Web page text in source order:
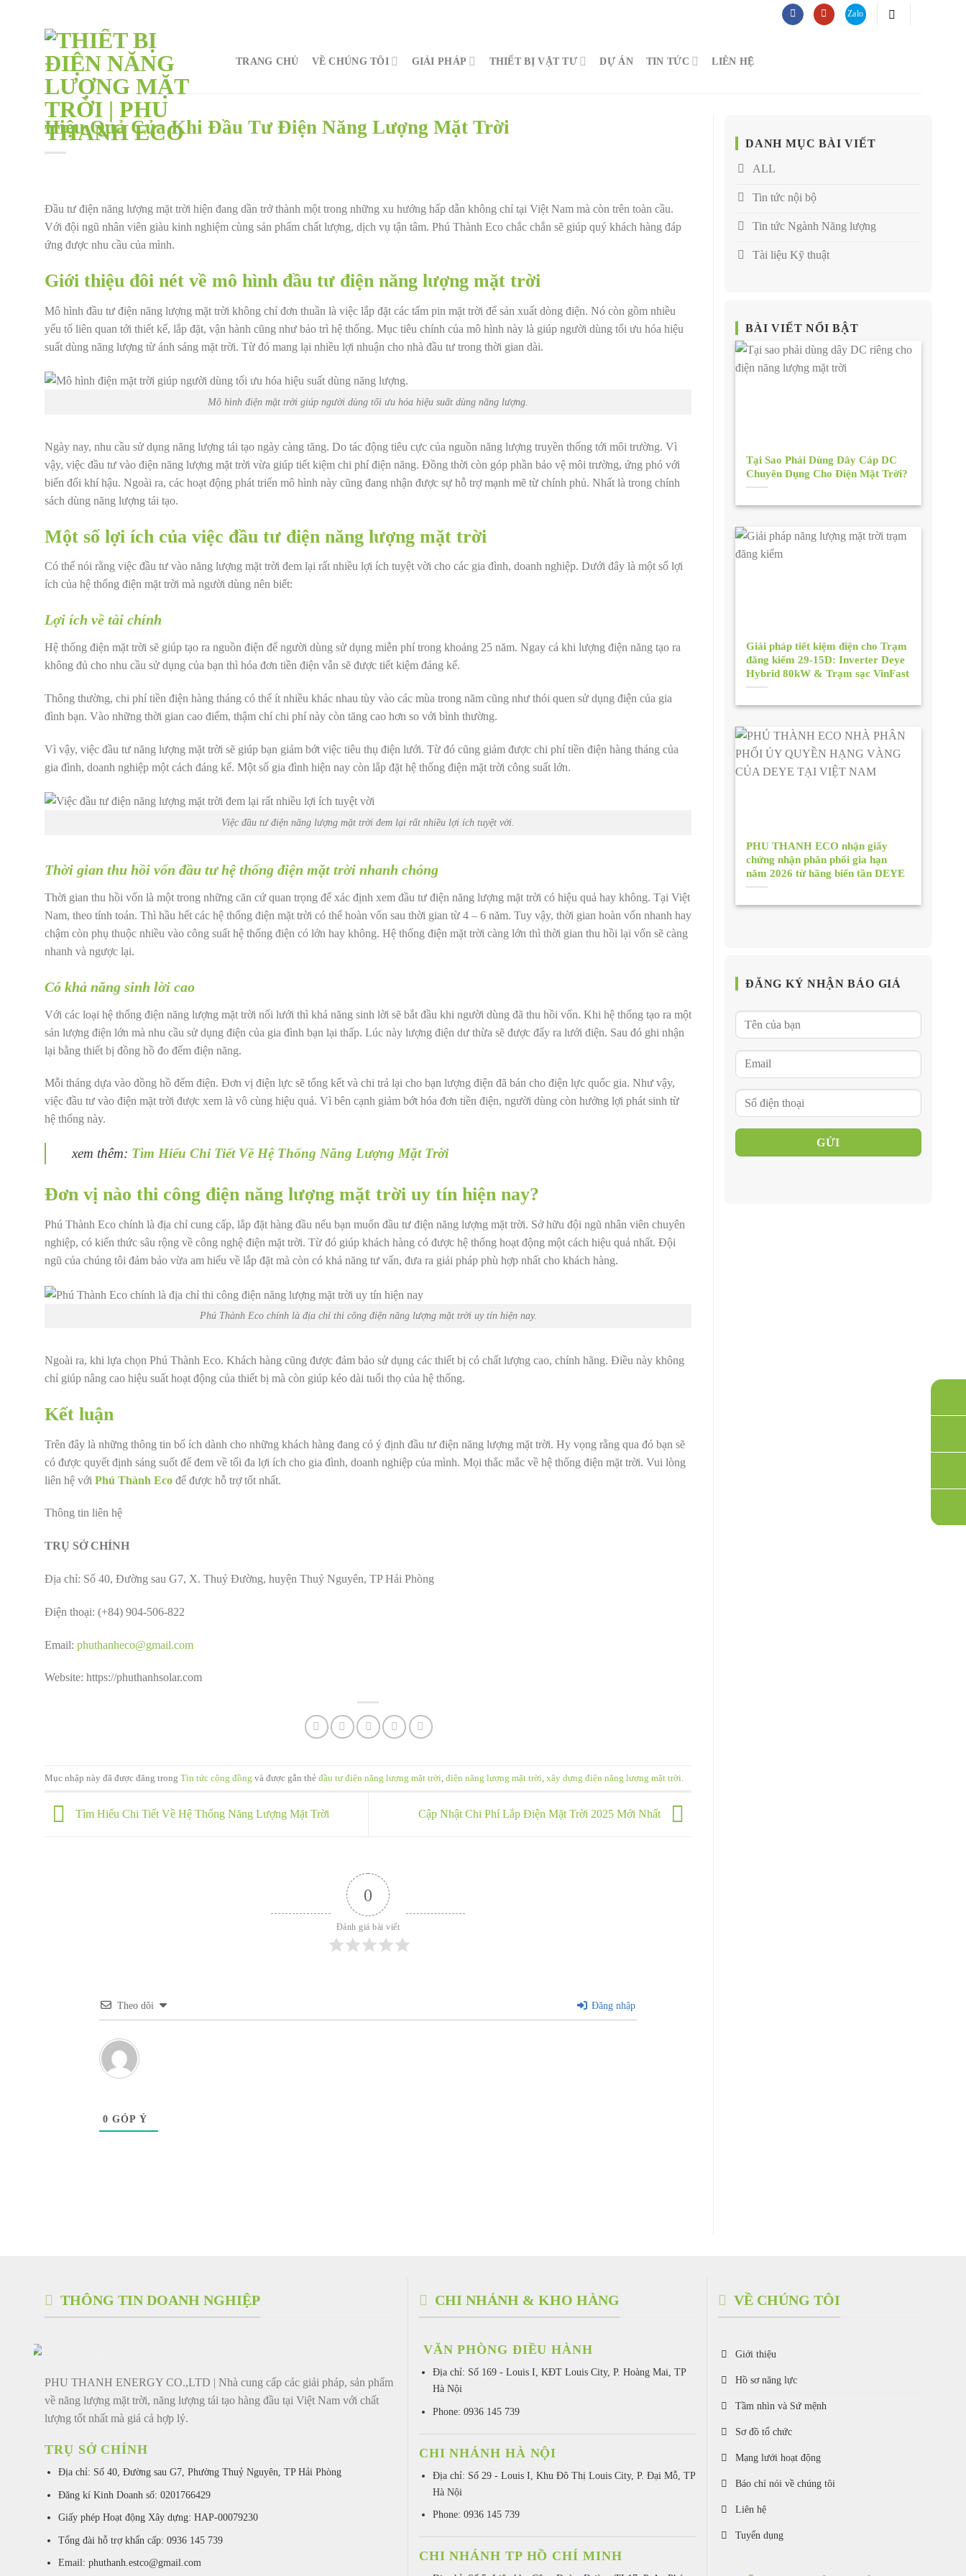
TRANG CHỦ VỀ CHÚNG TÔI GIẢI PHÁP THIẾT BỊ VẬT TƯ DỰ ÁN TIN TỨC LIÊN HỆ
Hiệu Quả Của Khi Đầu Tư Điện Năng Lượng Mặt Trời
Đầu tư điện năng lượng mặt trời hiện đang dần trở thành một trong những xu hướng hấp dẫn không chỉ tại Việt Nam mà còn trên toàn cầu.
Với đội ngũ nhân viên giàu kinh nghiệm cùng sản phẩm chất lượng, dịch vụ tận tâm. Phú Thành Eco chắc chắn sẽ giúp quý khách hàng đáp
ứng được nhu cầu của mình.
Giới thiệu đôi nét về mô hình đầu tư điện năng lượng mặt trời
Mô hình đầu tư điện năng lượng mặt trời không chỉ đơn thuần là việc lắp đặt các tấm pin mặt trời để sản xuất dòng điện. Nó còn gồm nhiều
yếu tố liên quan tới thiết kế, lắp đặt, vận hành cũng như bảo trì hệ thống. Mục tiêu chính của mô hình này là giúp người dùng tối ưu hóa hiệu
suất dùng năng lượng từ ánh sáng mặt trời. Từ đó mang lại nhiều lợi nhuận cho nhà đầu tư trong thời gian dài.
Mô hình điện mặt trời giúp người dùng tối ưu hóa hiệu suất dùng năng lượng.
Ngày nay, nhu cầu sử dụng năng lượng tái tạo ngày càng tăng. Do tác động tiêu cực của nguồn năng lượng truyền thống tới môi trường. Vì
vậy, việc đầu tư vào điện năng lượng mặt trời vừa giúp tiết kiệm chi phí điện năng. Đồng thời còn góp phần bảo vệ môi trường, ứng phó với
biến đổi khí hậu. Ngoài ra, các hoạt động phát triển mô hình này cũng đang nhận được sự hỗ trợ mạnh mẽ từ chính phủ. Nhất là trong chính
sách dùng năng lượng tái tạo.
Một số lợi ích của việc đầu tư điện năng lượng mặt trời
Có thể nói rằng việc đầu tư vào năng lượng mặt trời đem lại rất nhiều lợi ích tuyệt vời cho các gia đình, doanh nghiệp. Dưới đây là một số lợi
ích của hệ thống điện mặt trời mà người dùng nên biết:
Lợi ích về tài chính
Hệ thống điện mặt trời sẽ giúp tạo ra nguồn điện để người dùng sử dụng miễn phí trong khoảng 25 năm. Ngay cả khi lượng điện năng tạo ra
không đủ cho nhu cầu sử dụng của bạn thì hóa đơn tiền điện vẫn sẽ được tiết kiệm đáng kể.
Thông thường, chi phí tiền điện hàng tháng có thể ít nhiều khác nhau tùy vào các mùa trong năm cũng như thói quen sử dụng điện của gia
đình bạn. Vào những thời gian cao điểm, thậm chí chi phí này còn tăng cao hơn so với bình thường.
Vì vậy, việc đầu tư năng lượng mặt trời sẽ giúp bạn giảm bớt việc tiêu thụ điện lưới. Từ đó cũng giảm được chi phí tiền điện hàng tháng của
gia đình, doanh nghiệp một cách đáng kể. Một số gia đình hiện nay còn lắp đặt hệ thống điện mặt trời công suất lớn.
Việc đầu tư điện năng lượng mặt trời đem lại rất nhiều lợi ích tuyệt vời.
Thời gian thu hồi vốn đầu tư hệ thống điện mặt trời nhanh chóng
Thời gian thu hồi vốn là một trong những căn cứ quan trọng để xác định xem đầu tư điện năng lượng mặt trời có hiệu quả hay không. Tại Việt
Nam, theo tính toán. Thì hầu hết các hệ thống điện mặt trời có thể hoàn vốn sau thời gian từ 4 – 6 năm. Tuy vậy, thời gian hoàn vốn nhanh hay
chậm còn phụ thuộc nhiều vào công suất hệ thống điện có lớn hay không. Hệ thống điện mặt trời càng lớn thì thời gian thu hồi lại vốn sẽ càng
nhanh và ngược lại.
Có khả năng sinh lời cao
Với các loại hệ thống điện năng lượng mặt trời nối lưới thì khả năng sinh lời sẽ bắt đầu khi người dùng đã thu hồi vốn. Khi hệ thống tạo ra một
sản lượng điện lớn mà nhu cầu sử dụng điện của gia đình bạn lại thấp. Lúc này lượng điện dư thừa sẽ được đẩy ra lưới điện. Sau đó ghi nhận
lại bằng thiết bị đồng hồ đo đếm điện năng.
Mỗi tháng dựa vào đồng hồ đếm điện. Đơn vị điện lực sẽ tổng kết và chi trả lại cho bạn lượng điện đã bán cho điện lực quốc gia. Như vậy,
việc đầu tư vào điện mặt trời được xem là vô cùng hiệu quả. Vì bên cạnh giảm bớt hóa đơn tiền điện, người dùng còn hưởng lợi phát sinh từ
hệ thống này.
xem thêm: Tìm Hiểu Chi Tiết Về Hệ Thống Năng Lượng Mặt Trời
Đơn vị nào thi công điện năng lượng mặt trời uy tín hiện nay?
Phú Thành Eco chính là địa chỉ cung cấp, lắp đặt hàng đầu nếu bạn muốn đầu tư điện năng lượng mặt trời. Sở hữu đội ngũ nhân viên chuyên
nghiệp, có kiến thức sâu rộng về công nghệ điện mặt trời. Từ đó giúp khách hàng có được hệ thống hoạt động một cách hiệu quả nhất. Đội
ngũ của chúng tôi đảm bảo vừa am hiểu về lắp đặt mà còn có khả năng tư vấn, đưa ra giải pháp phù hợp nhất cho khách hàng.
Phú Thành Eco chính là địa chỉ thi công điện năng lượng mặt trời uy tín hiện nay.
Ngoài ra, khi lựa chọn Phú Thành Eco. Khách hàng cũng được đảm bảo sử dụng các thiết bị có chất lượng cao, chính hãng. Điều này không
chỉ giúp nâng cao hiệu suất hoạt động của thiết bị mà còn giúp kéo dài tuổi thọ của hệ thống.
Kết luận
Trên đây là những thông tin bổ ích dành cho những khách hàng đang có ý định đầu tư điện năng lượng mặt trời. Hy vọng rằng qua đó bạn sẽ
có được quyết định sáng suốt để đem về tối đa lợi ích cho gia đình, doanh nghiệp của mình. Mọi thắc mắc về hệ thống điện mặt trời. Vui lòng
liên hệ với Phú Thành Eco để được hỗ trợ tốt nhất.
Thông tin liên hệ
TRỤ SỞ CHÍNH
Địa chỉ: Số 40, Đường sau G7, X. Thuỷ Đường, huyện Thuỷ Nguyên, TP Hải Phòng
Điện thoại: (+84) 904-506-822
Email: phuthanheco@gmail.com
Website: https://phuthanhsolar.com
Mục nhập này đã được đăng trong Tin tức cộng đồng và được gắn thẻ đầu tư điện năng lượng mặt trời, điện năng lượng mặt trời, xây dựng điện năng lượng mặt trời.
Tìm Hiểu Chi Tiết Về Hệ Thống Năng Lượng Mặt Trời Cập Nhật Chi Phí Lắp Điện Mặt Trời 2025 Mới Nhất
0
Đánh giá bài viết
Theo dõi Đăng nhập
0 GÓP Ý
DANH MỤC BÀI VIẾT
ALL
Tin tức nội bộ
Tin tức Ngành Năng lượng
Tài liệu Kỹ thuật
BÀI VIẾT NỔI BẬT
Tại Sao Phải Dùng Dây Cáp DC
Chuyên Dụng Cho Điện Mặt Trời?
Giải pháp tiết kiệm điện cho Trạm
đăng kiểm 29-15D: Inverter Deye
Hybrid 80kW & Trạm sạc VinFast
PHU THANH ECO nhận giấy
chứng nhận phân phối gia hạn
năm 2026 từ hãng biến tần DEYE
ĐĂNG KÝ NHẬN BÁO GIÁ
THÔNG TIN DOANH NGHIỆP
PHU THANH ENERGY CO.,LTD | Nhà cung cấp các giải pháp, sản phẩm
về năng lượng mặt trời, năng lượng tái tạo hàng đầu tại Việt Nam với chất
lượng tốt nhất mà giá cả hợp lý.
TRỤ SỞ CHÍNH
Địa chỉ: Số 40, Đường sau G7, Phường Thuỷ Nguyên, TP Hải Phòng
Đăng kí Kinh Doanh số: 0201766429
Giấy phép Hoạt động Xây dựng: HAP-00079230
Tổng đài hỗ trợ khẩn cấp: 0936 145 739
Email: phuthanh.estco@gmail.com
CHI NHÁNH & KHO HÀNG
VĂN PHÒNG ĐIỀU HÀNH
Địa chỉ: Số 169 - Louis I, KĐT Louis City, P. Hoàng Mai, TP
Hà Nội
Phone: 0936 145 739
CHI NHÁNH HÀ NỘI
Địa chỉ: Số 29 - Louis I, Khu Đô Thị Louis City, P. Đại Mỗ, TP
Hà Nội
Phone: 0936 145 739
CHI NHÁNH TP HỒ CHÍ MINH
VỀ CHÚNG TÔI
Giới thiệu
Hồ sơ năng lực
Tầm nhìn và Sứ mệnh
Sơ đồ tổ chức
Mạng lưới hoạt động
Báo chí nói về chúng tôi
Liên hệ
Tuyển dụng